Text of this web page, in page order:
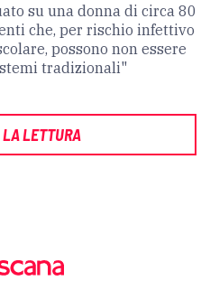
su una donna di circa 80
che, per rischio infettivo
possono non essere
tradizionali"
LETTURA